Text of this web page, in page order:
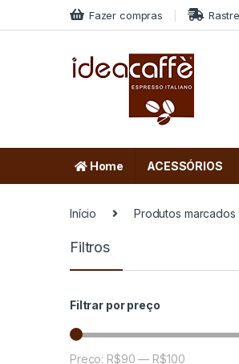
Skip to navigation
Skip to content Fazer compras
Home ACESSÓRIOS
Início Produtos marcados
Filtros
Filtrar por preço
Preço mínimo
Preço máximo
Preço: R$90 — R$100